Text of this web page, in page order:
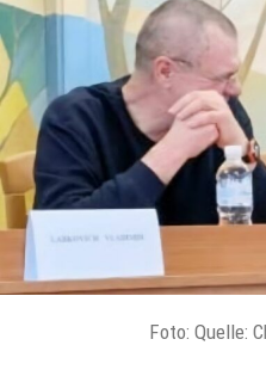
Foto: Quelle: